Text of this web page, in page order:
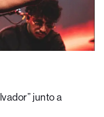
junto a